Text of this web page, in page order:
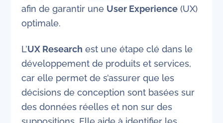
afin de garantir une User Experience(UX)
optimale.
L’UX Research est une étape clé dans le
développement de produits et services,
car elle permet de s’assurer que les
décisions de conception sont basées sur
des données réelles et non sur des